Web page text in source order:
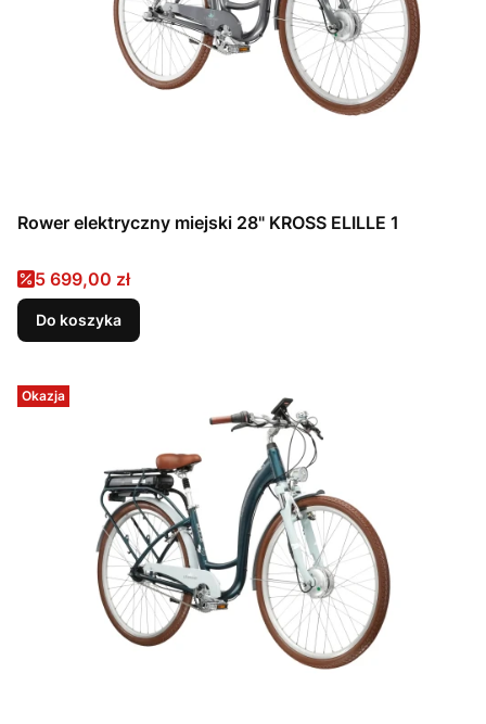
Rower elektryczny miejski 28" KROSS ELILLE 1
Cena promocyjna
5 699,00 zł
Do koszyka
Okazja